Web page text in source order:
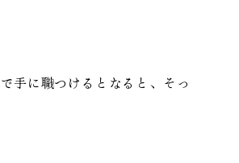
手に職つけるとなると、そっ